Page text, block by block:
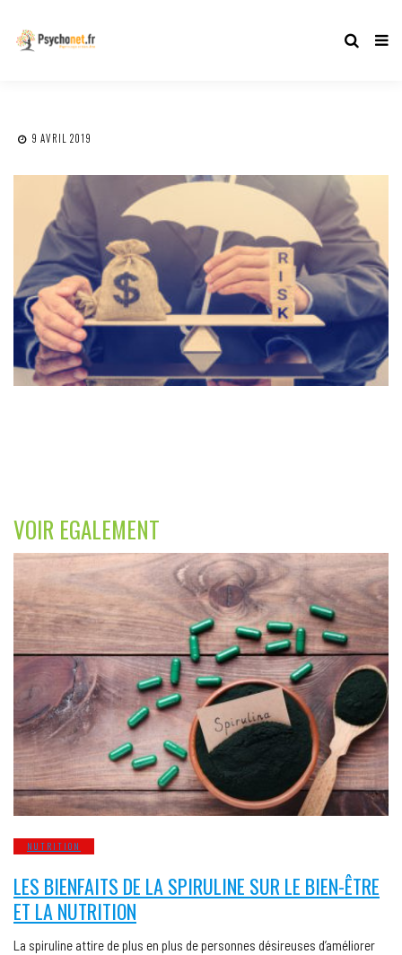
9 AVRIL 2019
VOIR EGALEMENT
NUTRITION
LES BIENFAITS DE LA SPIRULINE SUR LE BIEN-ÊTRE
ET LA NUTRITION
La spiruline attire de plus en plus de personnes désireuses d’améliorer